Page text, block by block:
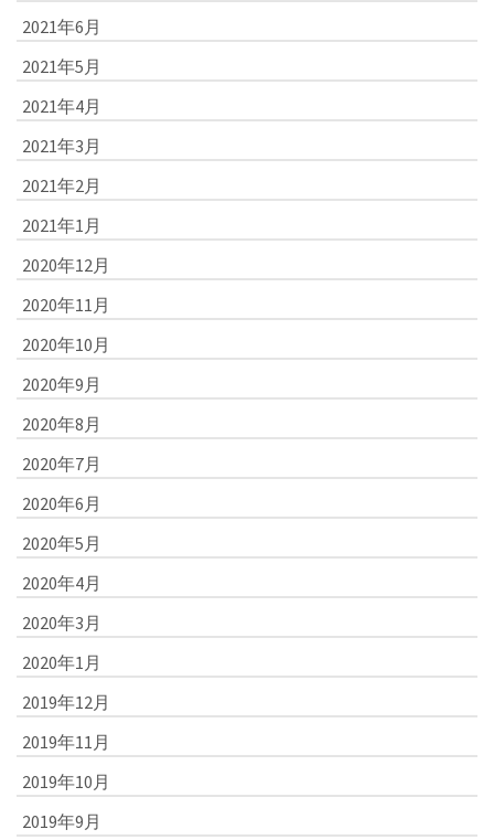
2021年6月
2021年5月
2021年4月
2021年3月
2021年2月
2021年1月
2020年12月
2020年11月
2020年10月
2020年9月
2020年8月
2020年7月
2020年6月
2020年5月
2020年4月
2020年3月
2020年1月
2019年12月
2019年11月
2019年10月
2019年9月